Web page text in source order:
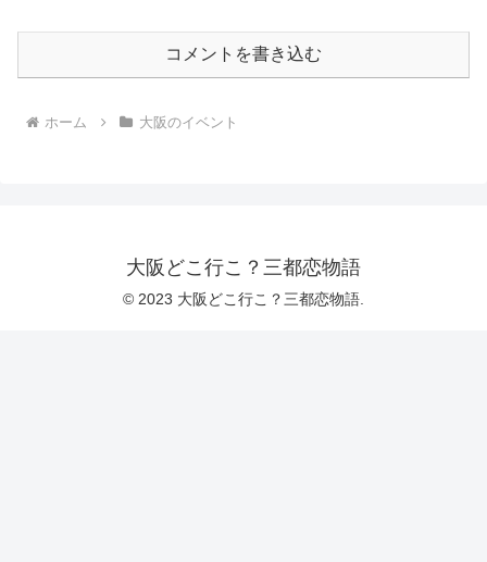
コメントを書き込む
ホーム 大阪のイベント
大阪どこ行こ？三都恋物語
© 2023 大阪どこ行こ？三都恋物語.